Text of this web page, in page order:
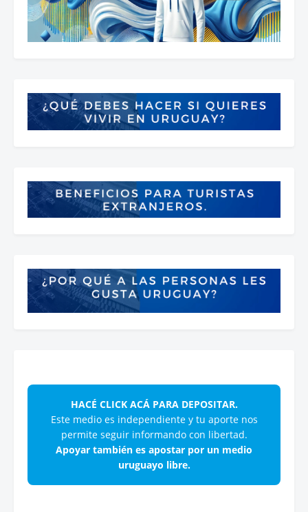
HACÉ CLICK ACÁ PARA DEPOSITAR.
Este medio es independiente y tu aporte nos
permite seguir informando con libertad.
Apoyar también es apostar por un medio
uruguayo libre.